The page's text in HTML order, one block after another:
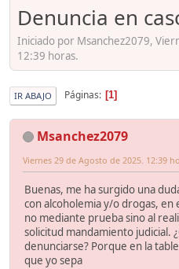
Denuncia en
Iniciado por Msanchez2079,
12:39 horas.
IR ABAJO Páginas 1
Msanchez2079
Viernes 29 de Agosto de 2025. 12:39
Buenas, me ha surgido una
con alcoholemia y/o drogas, en
no mediante prueba sino al
solicitud mandamiento judicial.
denunciarse? Porque en la
que yo sepa